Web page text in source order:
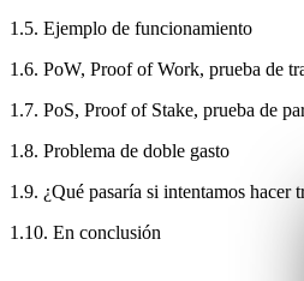
1.5. Ejemplo de funcionamiento
1.6. PoW, Proof of Work, prueba de
1.7. PoS, Proof of Stake, prueba de
1.8. Problema de doble gasto
1.9. ¿Qué pasaría si intentamos hacer
1.10. En conclusión